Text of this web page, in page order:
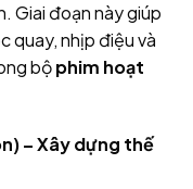
Giai đoạn này giúp
quay, nhịp điệu và
bộphim hoạt
– Xây dựng thế